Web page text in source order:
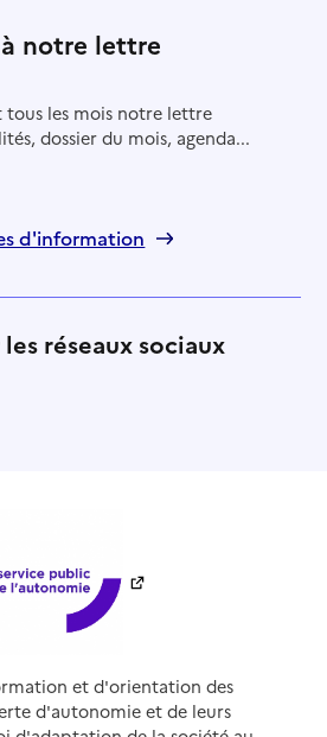
notre lettre
tous les mois notre lettre
dossier du mois, agenda...
d'information
réseaux sociaux
et d'orientation des
d'autonomie et de leurs